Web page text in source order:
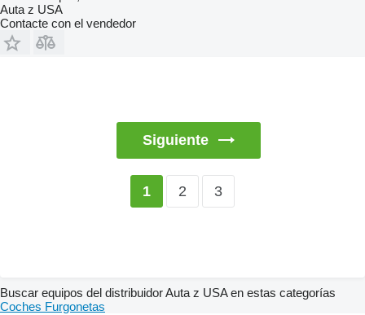
Auta z USA
Contacte con el vendedor
Siguiente
1 2 3
Buscar equipos del distribuidor Auta z USA en estas categorías
Coches Furgonetas